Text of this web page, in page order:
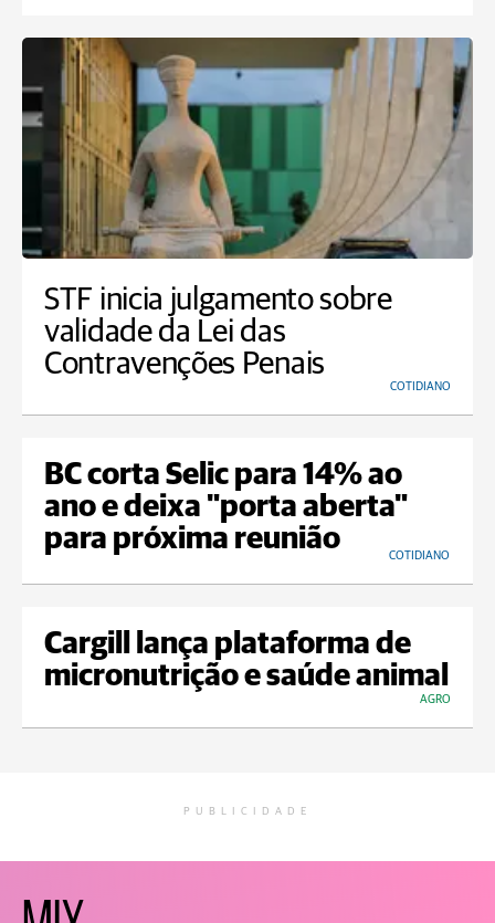
STF inicia julgamento sobre
validade da Lei das
Contravenções Penais
COTIDIANO
BC corta Selic para 14% ao
ano e deixa "porta aberta"
para próxima reunião
COTIDIANO
Cargill lança plataforma de
micronutrição e saúde animal
AGRO
PUBLICIDADE